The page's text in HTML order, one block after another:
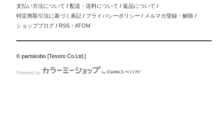
支払い方法について / 配送・送料について / 返品について /
特定商取引法に基づく表記 / プライバシーポリシー / メルマガ登録・解除 /
ショップブログ / RSS ・ATOM
© partskobo [Tesoro Co.Ltd.]
Powered by